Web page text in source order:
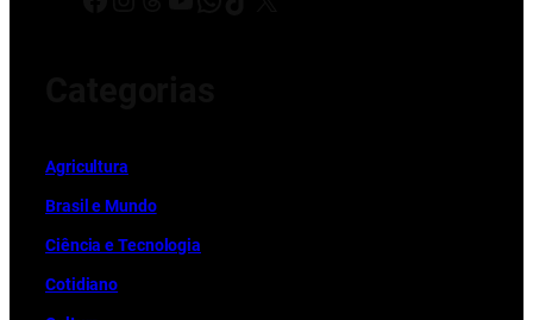
Agricultura
Brasil e Mundo
Ciência e Tecnologia
Cotidiano